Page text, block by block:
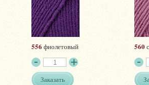
556 фиолетовый
Заказать
560